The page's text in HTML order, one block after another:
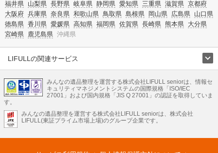
福井県 山梨県 長野県 岐阜県 静岡県 愛知県 三重県 滋賀県 京都府
大阪府 兵庫県 奈良県 和歌山県 鳥取県 島根県 岡山県 広島県 山口県
徳島県 香川県 愛媛県 高知県 福岡県 佐賀県 長崎県 熊本県 大分県
宮崎県 鹿児島県 沖縄県
LIFULLの関連サービス
不動産・住宅
引越し 老人ホーム 地方創生 ママの就労支援
不動産クラウドファンディング 遺品整理 老後の暮らし情報
LIFULL HOME'Sのサービス
不動産・住宅
不動産査定 マンション専門売却査定 不動産投資 アドバイザー
不動産アーカイブ
空き家バンク 家賃相場 不動産会社 まちむすび
みんなの遺品整理を運営する株式会社LIFULL seniorは、情報セ
キュリティマネジメントシステムの国際規格「ISO/IEC
27001」および国内規格「JIS Q 27001」の認証を取得していま
す。
みんなの遺品整理を運営する株式会社LIFULL seniorは、株式会社
LIFULL(東証プライム市場上場)のグループ企業です。